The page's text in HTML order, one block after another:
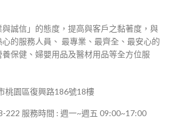
誠信」的態度，提高與客戶之黏著度，與
的服務人員、 最專業、最齊全、最安心的
保健、婦嬰用品及醫材用品等全方位服
桃園區復興路186號18樓
222 服務時間 : 週一~週五 09:00~17:00